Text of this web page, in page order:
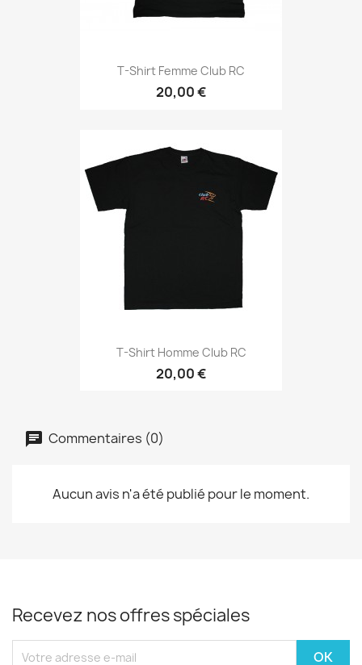
T-Shirt Femme Club RC
20,00 €
T-Shirt Homme Club RC
20,00 €
Commentaires (0)
Aucun avis n'a été publié pour le moment.
Recevez nos offres spéciales